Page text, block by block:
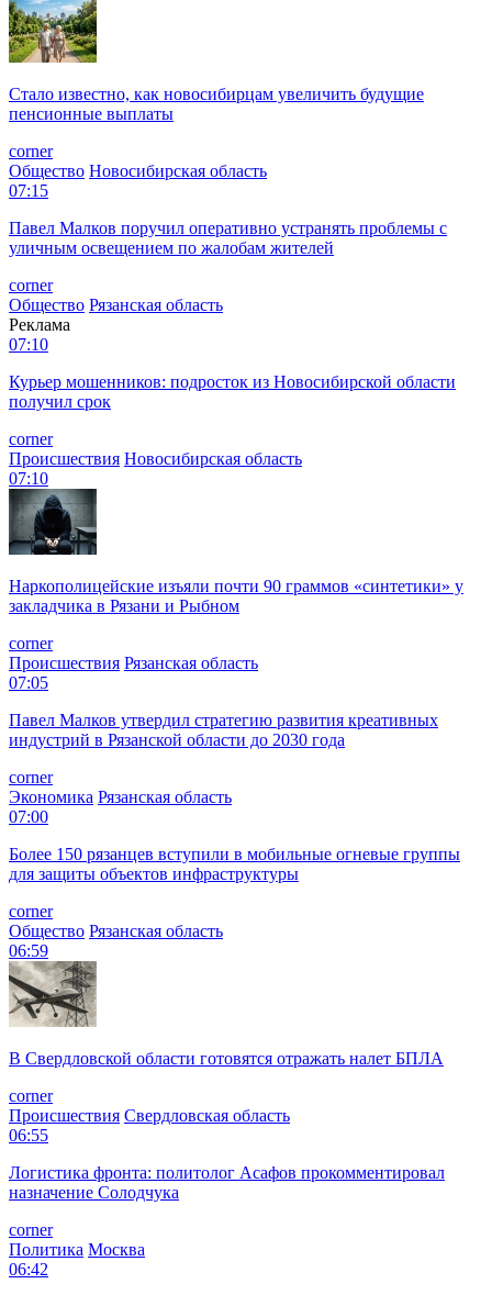
Стало известно, как новосибирцам увеличить будущие
пенсионные выплаты
corner
Общество Новосибирская область
07:15
Павел Малков поручил оперативно устранять проблемы с
уличным освещением по жалобам жителей
corner
Общество Рязанская область
Реклама
07:10
Курьер мошенников: подросток из Новосибирской области
получил срок
corner
Происшествия Новосибирская область
07:10
Наркополицейские изъяли почти 90 граммов «синтетики» у
закладчика в Рязани и Рыбном
corner
Происшествия Рязанская область
07:05
Павел Малков утвердил стратегию развития креативных
индустрий в Рязанской области до 2030 года
corner
Экономика Рязанская область
07:00
Более 150 рязанцев вступили в мобильные огневые группы
для защиты объектов инфраструктуры
corner
Общество Рязанская область
06:59
В Свердловской области готовятся отражать налет БПЛА
corner
Происшествия Свердловская область
06:55
Логистика фронта: политолог Асафов прокомментировал
назначение Солодчука
corner
Политика Москва
06:42